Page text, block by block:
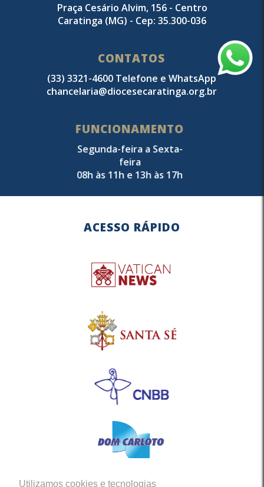
Utilizamos cookies e tecnologias
Praça Cesário Alvim, 156 - Centro
Caratinga (MG) - Cep: 35.300-036
CONTATOS
(33) 3321-4600 Telefone e WhatsApp
chancelaria@diocesecaratinga.org.br
FUNCIONAMENTO
Segunda-feira a Sexta-
feira
08h às 11h e 13h às 17h
ACESSO RÁPIDO